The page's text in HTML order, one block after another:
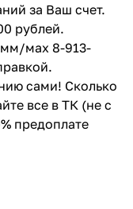
за Ваш счет.
рублей.
мах 8-913-
сами! Сколько
все в ТК (не с
предоплате